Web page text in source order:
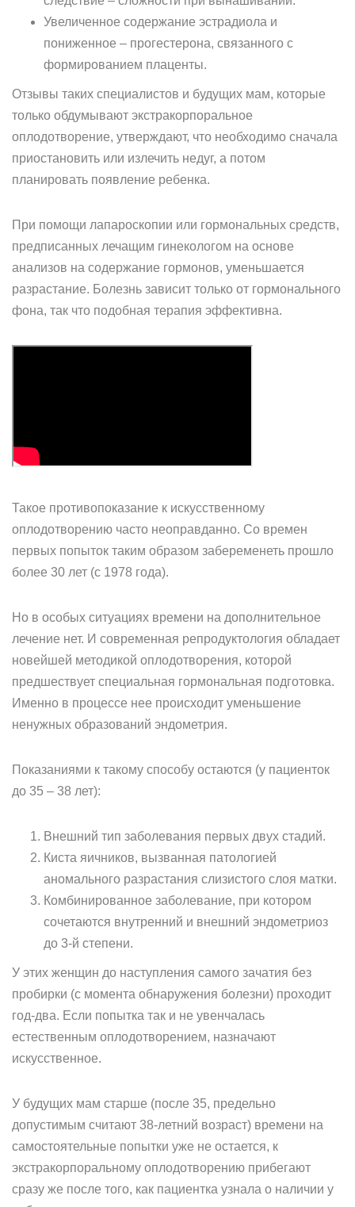
Увеличенное содержание эстрадиола и
пониженное – прогестерона, связанного с
формированием плаценты.
Отзывы таких специалистов и будущих мам, которые
только обдумывают экстракорпоральное
оплодотворение, утверждают, что необходимо сначала
приостановить или излечить недуг, а потом
планировать появление ребенка.
При помощи лапароскопии или гормональных средств,
предписанных лечащим гинекологом на основе
анализов на содержание гормонов, уменьшается
разрастание. Болезнь зависит только от гормонального
фона, так что подобная терапия эффективна.
Такое противопоказание к искусственному
оплодотворению часто неоправданно. Со времен
первых попыток таким образом забеременеть прошло
более 30 лет (с 1978 года).
Но в особых ситуациях времени на дополнительное
лечение нет. И современная репродуктология обладает
новейшей методикой оплодотворения, которой
предшествует специальная гормональная подготовка.
Именно в процессе нее происходит уменьшение
ненужных образований эндометрия.
Показаниями к такому способу остаются (у пациенток
до 35 – 38 лет):
Внешний тип заболевания первых двух стадий.
Киста яичников, вызванная патологией
аномального разрастания слизистого слоя матки.
Комбинированное заболевание, при котором
сочетаются внутренний и внешний эндометриоз
до 3-й степени.
У этих женщин до наступления самого зачатия без
пробирки (с момента обнаружения болезни) проходит
год-два. Если попытка так и не увенчалась
естественным оплодотворением, назначают
искусственное.
У будущих мам старше (после 35, предельно
допустимым считают 38-летний возраст) времени на
самостоятельные попытки уже не остается, к
экстракорпоральному оплодотворению прибегают
сразу же после того, как пациентка узнала о наличии у